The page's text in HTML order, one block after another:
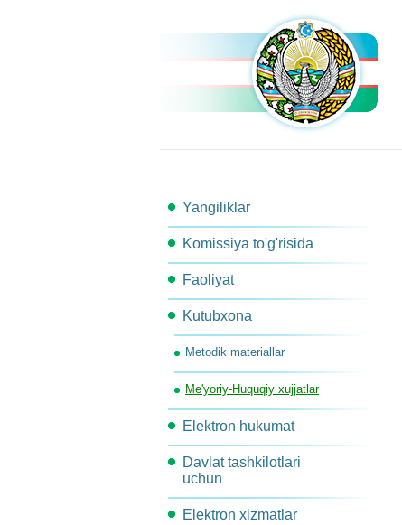
Yangiliklar
Komissiya to'g'risida
Komissiya tarkibi
Komissiya kotibiyati
Komissiya ishchi organlari
Bog'lanish
Komissiya topshiriqlari
Faoliyat
Ishchi guruhlar
Komissiya qarori
Ish rejasi
Kutubxona
Metodik materiallar
Me'yoriy-Huquqiy xujjatlar
Elektron hukumat
Arxitektura
Maqsadli indekatorlar va
ko'rsatkichlar
Davlat tashkilotlari
uchun
AKT-rivojlantirish va joriy
Elektron xizmatlar